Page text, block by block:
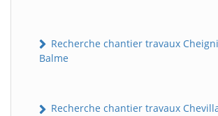
Recherche chantier travaux
Balme
Recherche chantier travaux